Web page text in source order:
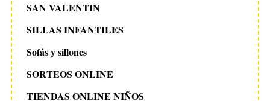
SAN VALENTIN
SILLAS INFANTILES
Sofás y sillones
SORTEOS ONLINE
TIENDAS ONLINE NIÑOS